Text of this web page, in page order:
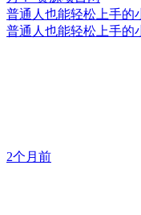
普通人也能轻松上手的
普通人也能轻松上手的
2个月前